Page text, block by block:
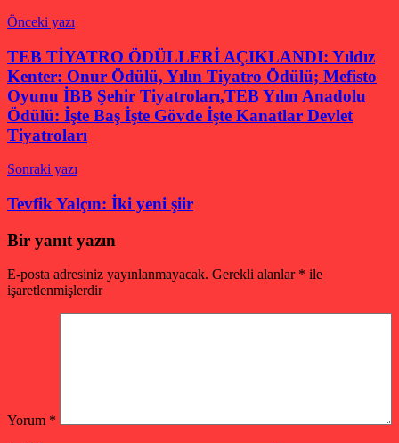
Yazı
gezinmesi
Önceki yazı
TEB TİYATRO ÖDÜLLERİ AÇIKLANDI: Yıldız
Kenter: Onur Ödülü, Yılın Tiyatro Ödülü; Mefisto
Oyunu İBB Şehir Tiyatroları,TEB Yılın Anadolu
Ödülü: İşte Baş İşte Gövde İşte Kanatlar Devlet
Tiyatroları
Sonraki yazı
Tevfik Yalçın: İki yeni şiir
Bir yanıt yazın
E-posta adresiniz yayınlanmayacak. Gerekli alanlar * ile
işaretlenmişlerdir
Yorum *